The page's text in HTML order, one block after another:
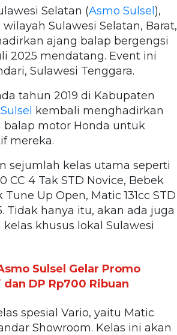
Selatan (Asmo Sulsel),
Sulawesi Selatan, Barat,
ajang balap bergengsi
2025 mendatang. Event ini
Sulawesi Tenggara.
tahun 2019 di Kabupaten
kembali menghadirkan
balap motor Honda untuk
mereka.
sejumlah kelas utama seperti
CC 4 Tak STD Novice, Bebek
Tune Up Open, Matic 131cc STD
Tidak hanya itu, akan ada juga
khusus lokal Sulawesi
Sulsel Gelar Promo
DP Rp700 Ribuan
spesial Vario, yaitu Matic
Showroom. Kelas ini akan